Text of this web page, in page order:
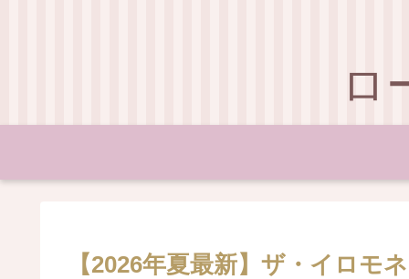
ロ
【2026年夏最新】ザ・イロモ